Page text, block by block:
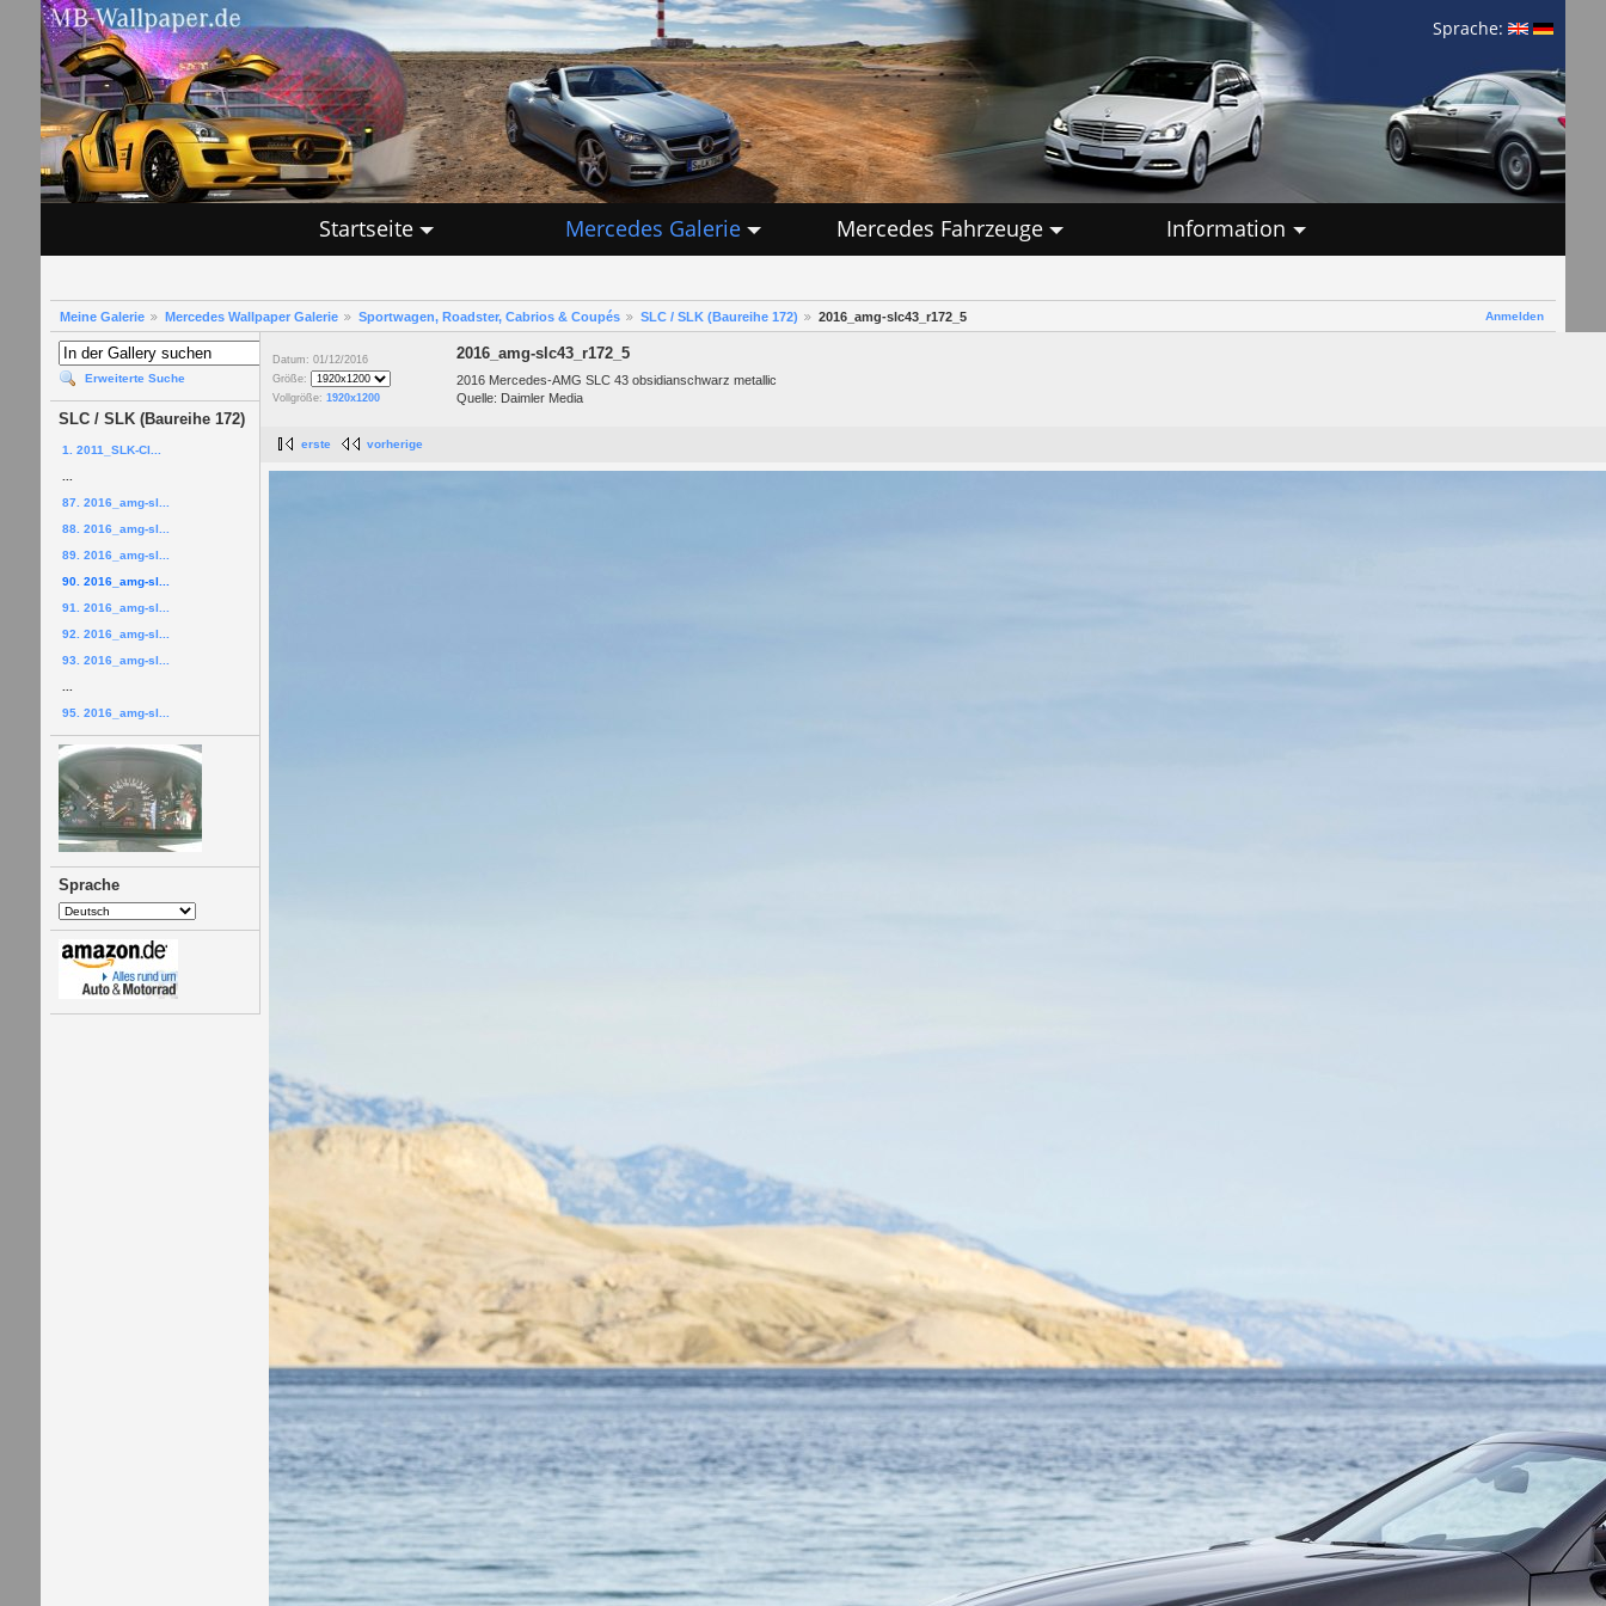
Sprache:
Startseite Mercedes Galerie Mercedes Fahrzeuge Information
Anmelden
Meine Galerie Mercedes Wallpaper Galerie Sportwagen, Roadster, Cabrios & Coupés SLC / SLK (Baureihe 172) 2016_amg-slc43_r172_5
Erweiterte Suche
SLC / SLK (Baureihe 172)
1. 2011_SLK-Cl...
87. 2016_amg-sl...
88. 2016_amg-sl...
89. 2016_amg-sl...
90. 2016_amg-sl...
91. 2016_amg-sl...
92. 2016_amg-sl...
93. 2016_amg-sl...
95. 2016_amg-sl...
Sprache
Datum: 01/12/2016
Größe:
Vollgröße: 1920x1200
2016_amg-slc43_r172_5
2016 Mercedes-AMG SLC 43 obsidianschwarz metallic
Quelle: Daimler Media
erste vorherige